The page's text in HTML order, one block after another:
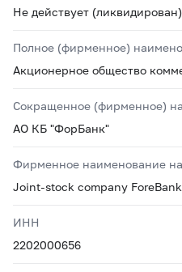
Не действует (ликвидирован)
Полное (фирменное)
Акционерное общество
Сокращенное (фирменное)
АО КБ "ФорБанк"
Фирменное наименование
Joint-stock company
ИНН
2202000656